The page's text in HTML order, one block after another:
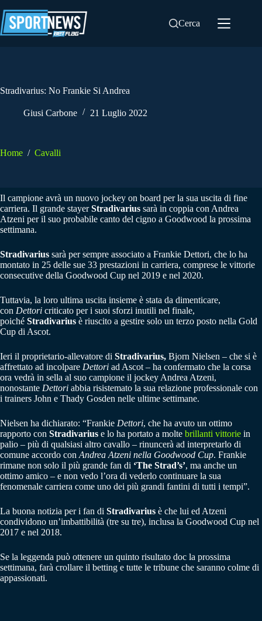
al
contenuto
Cerca
Stradivarius: No Frankie Si Andrea
Giusi Carbone 21 Luglio 2022
Home / Cavalli
Il campione avrà un nuovo jockey on board per la sua uscita di fine
carriera. Il grande stayerStradivarius sarà in coppia con Andrea
Atzeni per il suo probabile canto del cigno a Goodwood la prossima
settimana.
Stradivarius sarà per sempre associato a Frankie Dettori, che lo ha
montato in 25 delle sue 33 prestazioni in carriera, comprese le vittorie
consecutive della Goodwood Cup nel 2019 e nel 2020.
Tuttavia, la loro ultima uscita insieme è stata da dimenticare,
con Dettori criticato per i suoi sforzi inutili nel finale,
poiché Stradivarius è riuscito a gestire solo un terzo posto nella Gold
Cup di Ascot.
Ieri il proprietario-allevatore di Stradivarius, Bjorn Nielsen – che si è
affrettato ad incolpare Dettori ad Ascot – ha confermato che la corsa
ora vedrà in sella al suo campione il jockey Andrea Atzeni,
nonostante Dettori abbia risistemato la sua relazione professionale con
i trainers John e Thady Gosden nelle ultime settimane.
Nielsen ha dichiarato: “Frankie Dettori, che ha avuto un ottimo
rapporto con Stradivarius e lo ha portato a molte brillanti vittorie in
palio – più di qualsiasi altro cavallo – rinuncerà ad interpretarlo di
comune accordo con Andrea Atzeni nella Goodwood Cup. Frankie
rimane non solo il più grande fan di ‘The Strad’s’, ma anche un
ottimo amico – e non vedo l’ora di vederlo continuare la sua
fenomenale carriera come uno dei più grandi fantini di tutti i tempi”.
La buona notizia per i fan di Stradivarius è che lui ed Atzeni
condividono un’imbattibilità (tre su tre), inclusa la Goodwood Cup nel
2017 e nel 2018.
Se la leggenda può ottenere un quinto risultato doc la prossima
settimana, farà crollare il betting e tutte le tribune che saranno colme di
appassionati.